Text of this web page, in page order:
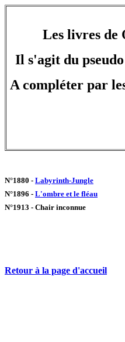
Les livres de
Il s'agit du
A compléter par
N°1880 - Labyrinth-Jungle
N°1896 - L'ombre et le fléau
N°1913 - Chair inconnue
Retour à la page d'accueil